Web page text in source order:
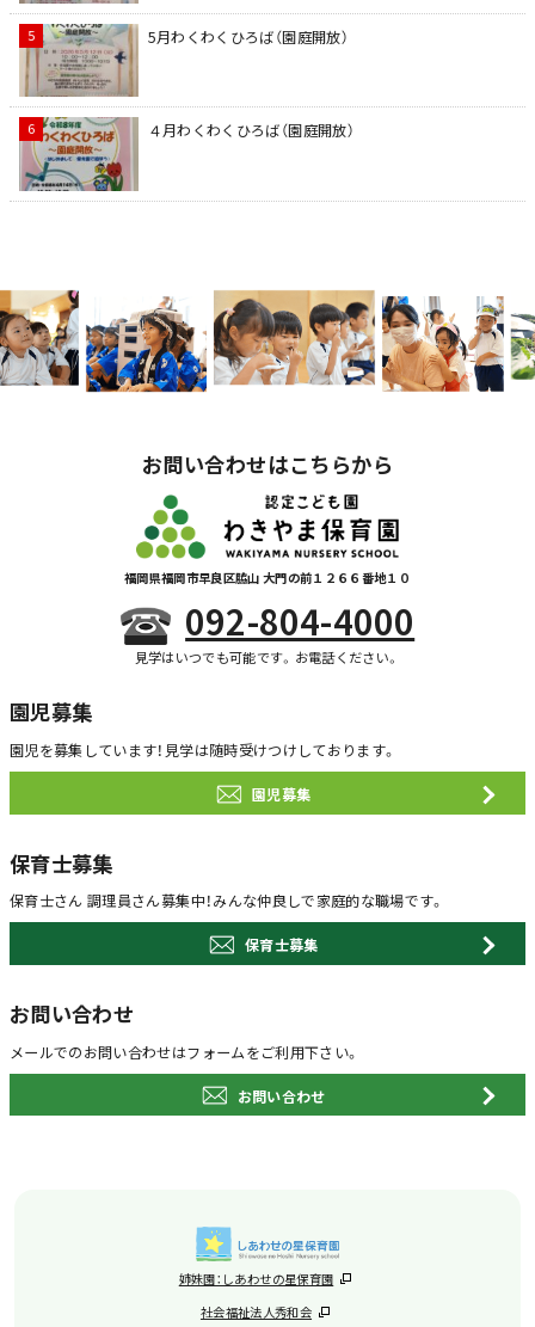
5月わくわくひろば（園庭開放）
４月わくわくひろば（園庭開放）
お問い合わせはこちらから
福岡県福岡市早良区脇山 大門の前１２６６番地１０
092-804-4000
見学はいつでも可能です。お電話ください。
園児募集
園児を募集しています！ 見学は随時受けつけしております。
園児募集
保育士募集
保育士さん 調理員さん募集中！みんな仲良しで家庭的な職場です。
保育士募集
お問い合わせ
メールでのお問い合わせはフォームをご利用下さい。
お問い合わせ
姉妹園：しあわせの星保育園
社会福祉法人秀和会